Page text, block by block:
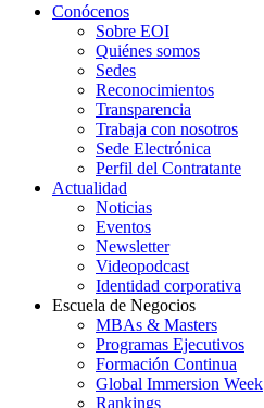
Conócenos
Sobre EOI
Quiénes somos
Sedes
Reconocimientos
Transparencia
Trabaja con nosotros
Sede Electrónica
Perfil del Contratante
Actualidad
Noticias
Eventos
Newsletter
Videopodcast
Identidad corporativa
Escuela de Negocios
MBAs & Masters
Programas Ejecutivos
Formación Continua
Global Immersion Week
Rankings